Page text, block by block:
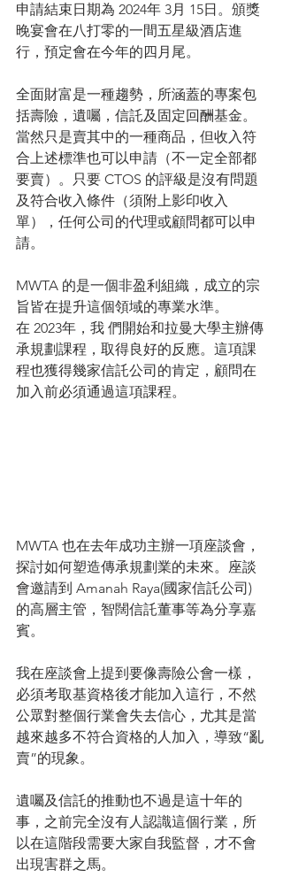
申請結束日期為 2024年 3月 15日。頒獎
晚宴會在八打零的一間五星級酒店進
行，預定會在今年的四月尾。
全面財富是一種趨勢，所涵蓋的專案包
括壽險，遺囑，信託及固定回酬基金。
當然只是賣其中的一種商品，但收入符
合上述標準也可以申請（不一定全部都
要賣）。只要 CTOS 的評級是沒有問題
及符合收入條件（須附上影印收入
單），任何公司的代理或顧問都可以申
請。
MWTA 的是一個非盈利組織，成立的宗
旨皆在提升這個領域的專業水準。
在 2023年，我 們開始和拉曼大學主辦傳
承規劃課程，取得良好的反應。這項課
程也獲得幾家信託公司的肯定，顧問在
加入前必須通過這項課程。
MWTA 也在去年成功主辦一項座談會，
探討如何塑造傳承規劃業的未來。座談
會邀請到 Amanah Raya(國家信託公司)
的高層主管，智闊信託董事等為分享嘉
賓。
我在座談會上提到要像壽險公會一樣，
必須考取基資格後才能加入這行，不然
公眾對整個行業會失去信心，尤其是當
越來越多不符合資格的人加入，導致“亂
賣”的現象。
遺囑及信託的推動也不過是這十年的
事，之前完全沒有人認識這個行業，所
以在這階段需要大家自我監督，才不會
出現害群之馬。